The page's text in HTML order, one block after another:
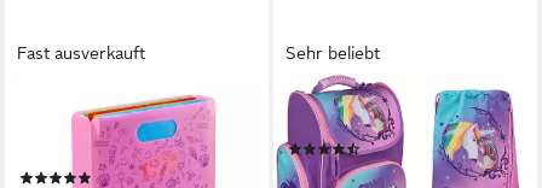
Fast ausverkauft
STEP BY STEP
Hefter Heftbox mit Tragegriff,
transparent, bis DIN A4
(4)
Sehr beliebt
UNDERCOVER
Schulranzen Clou (Set, 5-tlg)
(22)
51,44 € UVP 69,95 €